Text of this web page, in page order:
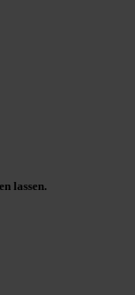
lassen.